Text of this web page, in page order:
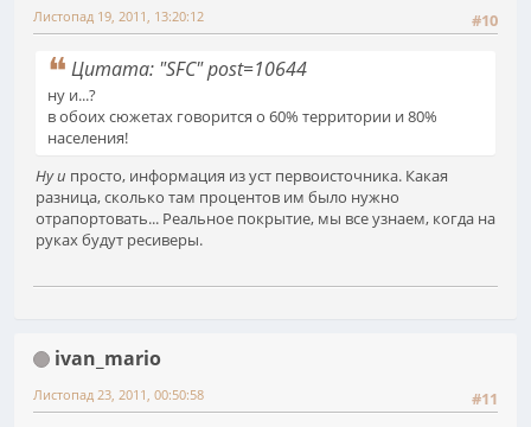
#10
Листопад 19, 2011, 13:20:12
Цитата: "SFC" post=10644
ну и...?
в обоих сюжетах говорится о 60% территории и 80%
населения!
Ну и просто, информация из уст первоисточника. Какая
разница, сколько там процентов им было нужно
отрапортовать... Реальное покрытие, мы все узнаем, когда на
руках будут ресиверы.
ivan_mario
#11
Листопад 23, 2011, 00:50:58